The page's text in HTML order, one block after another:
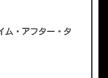
ム・アフター・タ